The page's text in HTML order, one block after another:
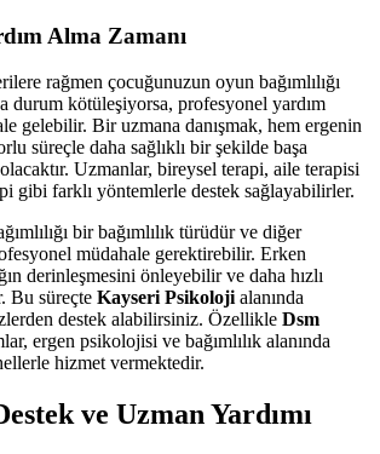
Alma Zamanı
rağmen çocuğunuzun oyun bağımlılığı
durum kötüleşiyorsa, profesyonel yardım
gelebilir. Bir uzmana danışmak, hem ergenin
süreçle daha sağlıklı bir şekilde başa
olacaktır. Uzmanlar, bireysel terapi, aile terapisi
gibi farklı yöntemlerle destek sağlayabilirler.
bir bağımlılık türüdür ve diğer
müdahale gerektirebilir. Erken
derinleşmesini önleyebilir ve daha hızlı
Bu süreçte Kayseri Psikoloji alanında
destek alabilirsiniz. Özellikle Dsm
ergen psikolojisi ve bağımlılık alanında
hizmet vermektedir.
ve Uzman Yardımı